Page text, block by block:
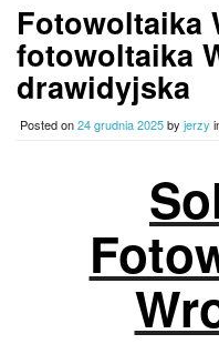
Fotowoltaika
fotowoltaika
drawidyjska
Posted on24 grudnia 2025by jerzy